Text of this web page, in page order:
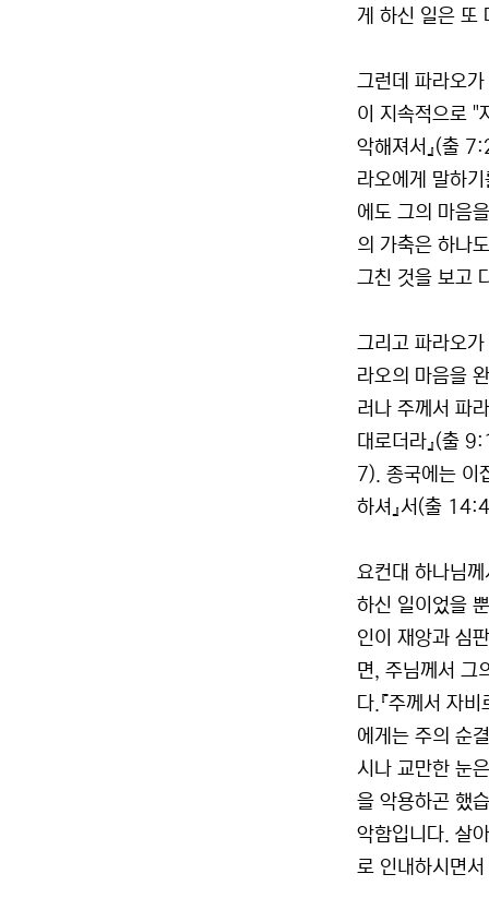
게 하신 일은 또
그런데 파라오
이 지속적으로 "
악해져서』(출
라오에게 말하
에도 그의 마음
의 가축은 하나
그친 것을 보고
그리고 파라오
라오의 마음을
러나 주께서 파
대로더라』(출
7). 종국에는 이
하셔』서(출
요컨대 하나님
하신 일이었을
인이 재앙과 심
면, 주님께서 그
다.『주께서 자
에게는 주의 순
시나 교만한 눈
을 악용하곤 했
악함입니다. 살
로 인내하시면